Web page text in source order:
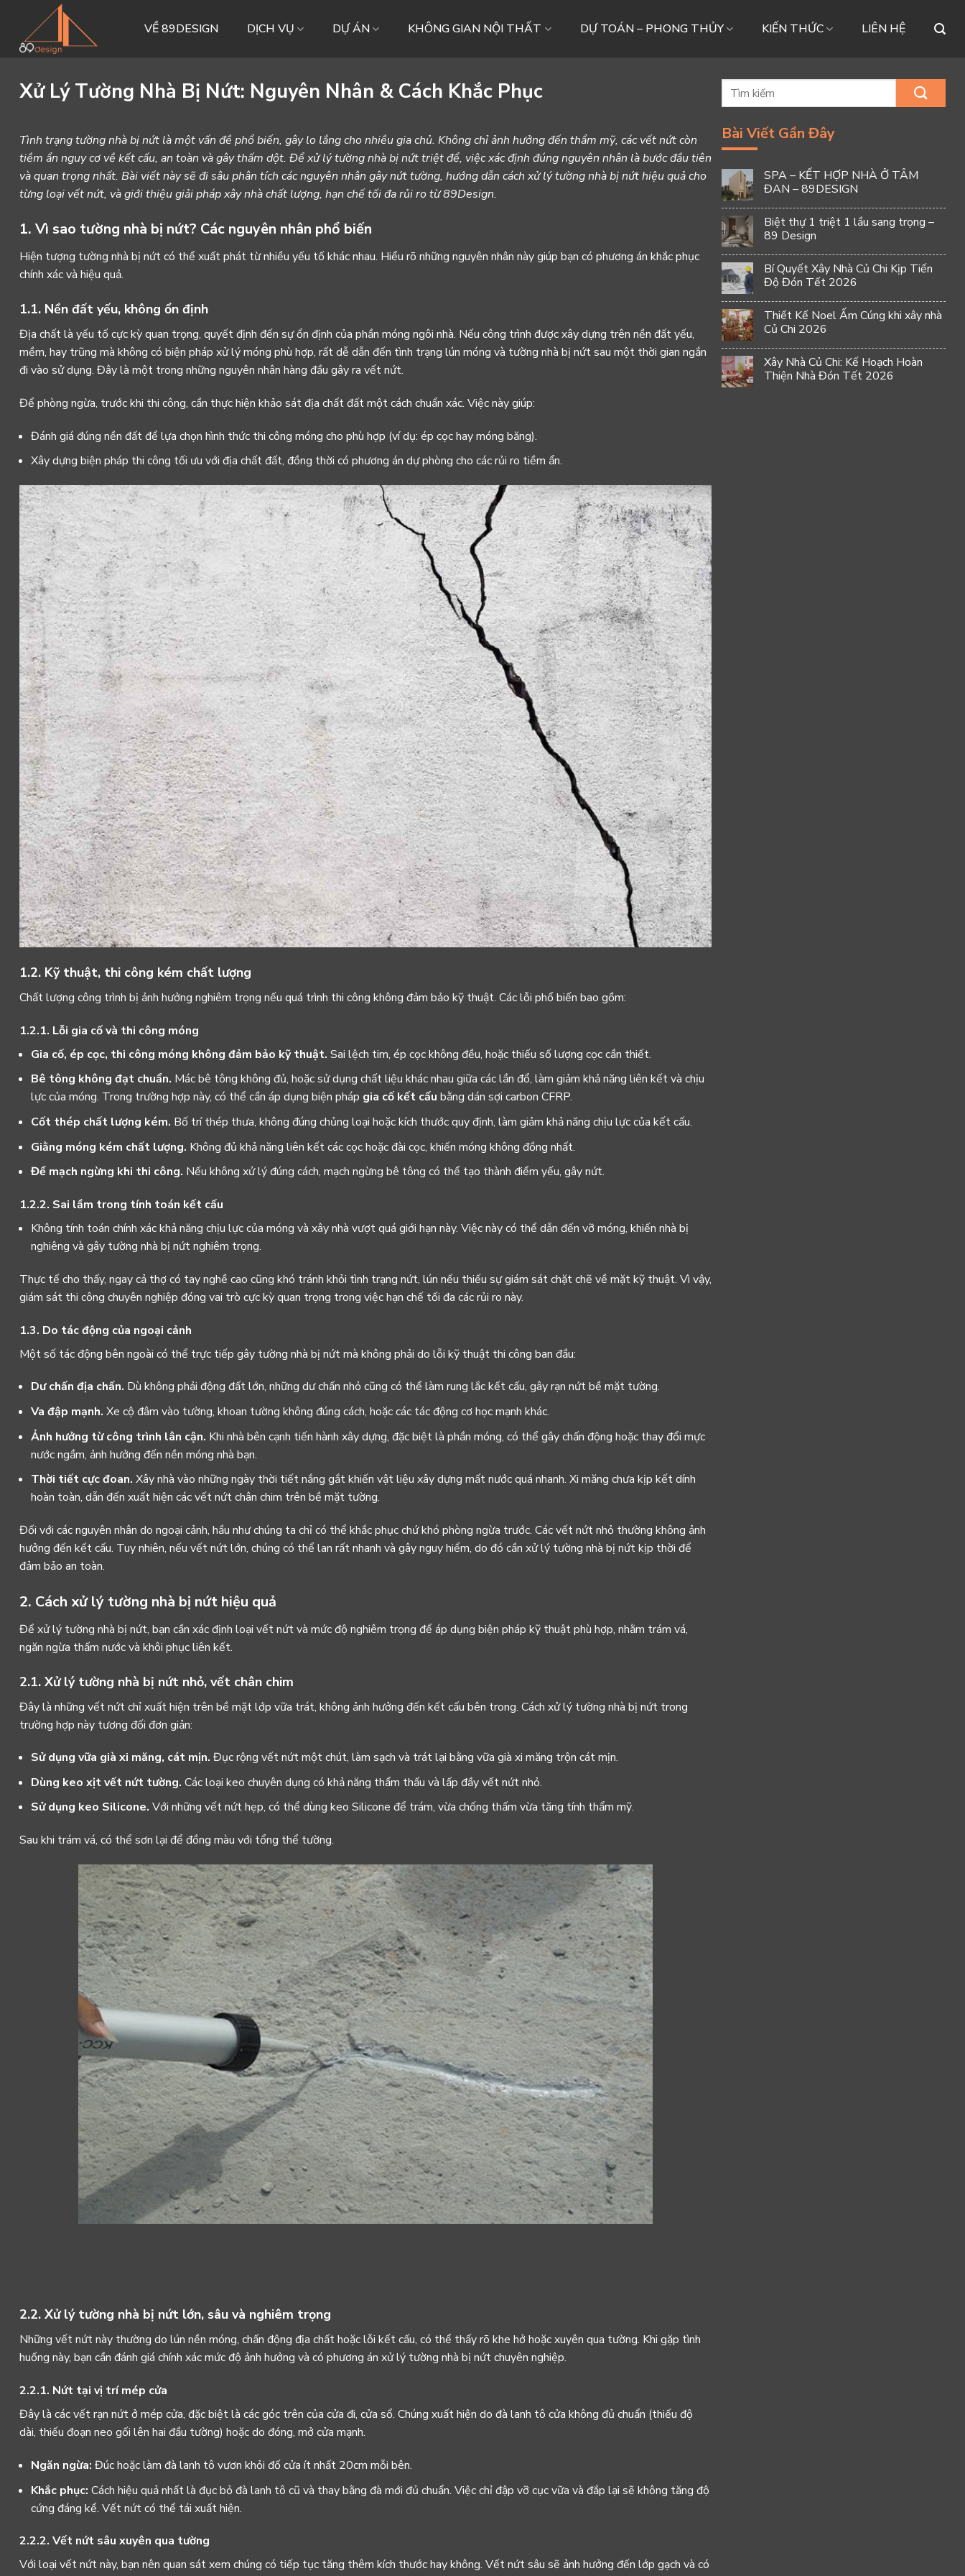
content
VỀ 89DESIGN DỊCH VỤ DỰ ÁN KHÔNG GIAN NỘI THẤT DỰ TOÁN – PHONG THỦY KIẾN THỨC LIÊN HỆ
Xử Lý Tường Nhà Bị Nứt: Nguyên Nhân & Cách Khắc Phục
Tình trạng tường nhà bị nứt là một vấn đề phổ biến, gây lo lắng cho nhiều gia chủ. Không chỉ ảnh hưởng đến thẩm mỹ, các vết nứt còn
tiềm ẩn nguy cơ về kết cấu, an toàn và gây thấm dột. Để xử lý tường nhà bị nứt triệt để, việc xác định đúng nguyên nhân là bước đầu tiên
và quan trọng nhất. Bài viết này sẽ đi sâu phân tích các nguyên nhân gây nứt tường, hướng dẫn cách xử lý tường nhà bị nứt hiệu quả cho
từng loại vết nứt, và giới thiệu giải pháp xây nhà chất lượng, hạn chế tối đa rủi ro từ 89Design.
1. Vì sao tường nhà bị nứt? Các nguyên nhân phổ biến
Hiện tượng tường nhà bị nứt có thể xuất phát từ nhiều yếu tố khác nhau. Hiểu rõ những nguyên nhân này giúp bạn có phương án khắc phục
chính xác và hiệu quả.
1.1. Nền đất yếu, không ổn định
Địa chất là yếu tố cực kỳ quan trọng, quyết định đến sự ổn định của phần móng ngôi nhà. Nếu công trình được xây dựng trênnền đất yếu,
mềm, hay trũng mà không có biện pháp xử lý móng phù hợp, rất dễ dẫn đến tình trạng lún móng và tường nhà bị nứt sau một thời gian ngắn
đi vào sử dụng. Đây là một trong những nguyên nhân hàng đầu gây ra vết nứt.
Để phòng ngừa, trước khi thi công, cần thực hiện khảo sát địa chất đất một cách chuẩn xác. Việc này giúp:
Đánh giá đúng nền đất để lựa chọn hình thức thi công móng cho phù hợp (ví dụ: ép cọc hay móng băng).
Xây dựng biện pháp thi công tối ưu với địa chất đất, đồng thời có phương án dự phòng cho các rủi ro tiềm ẩn.
1.2. Kỹ thuật, thi công kém chất lượng
Chất lượng công trình bị ảnh hưởng nghiêm trọng nếu quá trình thi công không đảm bảo kỹ thuật. Các lỗi phổ biến bao gồm:
1.2.1. Lỗi gia cố và thi công móng
Gia cố, ép cọc, thi công móng không đảm bảo kỹ thuật. Sai lệch tim, ép cọc không đều, hoặc thiếu số lượng cọc cần thiết.
Bê tông không đạt chuẩn. Mác bê tông không đủ, hoặc sử dụng chất liệu khác nhau giữa các lần đổ, làm giảm khả năng liên kết và chịu
lực của móng. Trong trường hợp này, có thể cần áp dụng biện pháp gia cố kết cấu bằng dán sợi carbon CFRP.
Cốt thép chất lượng kém. Bố trí thép thưa, không đúng chủng loại hoặc kích thước quy định, làm giảm khả năng chịu lực của kết cấu.
Giằng móng kém chất lượng. Không đủ khả năng liên kết các cọc hoặc đài cọc, khiến móng không đồng nhất.
Để mạch ngừng khi thi công. Nếu không xử lý đúng cách, mạch ngừng bê tông có thể tạo thành điểm yếu, gây nứt.
1.2.2. Sai lầm trong tính toán kết cấu
Không tính toán chính xác khả năng chịu lực của móng và xây nhà vượt quá giới hạn này. Việc này có thể dẫn đến vỡ móng, khiến nhà bị
nghiêng và gây tường nhà bị nứt nghiêm trọng.
Thực tế cho thấy, ngay cả thợ có tay nghề cao cũng khó tránh khỏi tình trạng nứt, lún nếu thiếu sự giám sát chặt chẽ về mặt kỹ thuật. Vì vậy,
giám sát thi công chuyên nghiệp đóng vai trò cực kỳ quan trọng trong việc hạn chế tối đa các rủi ro này.
1.3. Do tác động của ngoại cảnh
Một số tác động bên ngoài có thể trực tiếp gây tường nhà bị nứt mà không phải do lỗi kỹ thuật thi công ban đầu:
Dư chấn địa chấn. Dù không phải động đất lớn, những dư chấn nhỏ cũng có thể làm rung lắc kết cấu, gây rạn nứt bề mặt tường.
Va đập mạnh. Xe cộ đâm vào tường, khoan tường không đúng cách, hoặc các tác động cơ học mạnh khác.
Ảnh hưởng từ công trình lân cận. Khi nhà bên cạnh tiến hành xây dựng, đặc biệt là phần móng, có thể gây chấn động hoặc thay đổi mực
nước ngầm, ảnh hưởng đến nền móng nhà bạn.
Thời tiết cực đoan. Xây nhà vào những ngày thời tiết nắng gắt khiến vật liệu xây dựng mất nước quá nhanh. Xi măng chưa kịp kết dính
hoàn toàn, dẫn đến xuất hiện các vết nứt chân chim trên bề mặt tường.
Đối với các nguyên nhân do ngoại cảnh, hầu như chúng ta chỉ có thể khắc phục chứ khó phòng ngừa trước. Các vết nứt nhỏ thường không ảnh
hưởng đến kết cấu. Tuy nhiên, nếu vết nứt lớn, chúng có thể lan rất nhanh và gây nguy hiểm, do đó cần xử lý tường nhà bị nứt kịp thời để
đảm bảo an toàn.
2. Cách xử lý tường nhà bị nứt hiệu quả
Để xử lý tường nhà bị nứt, bạn cần xác định loại vết nứt và mức độ nghiêm trọng để áp dụng biện pháp kỹ thuật phù hợp, nhằm trám vá,
ngăn ngừa thấm nước và khôi phục liên kết.
2.1. Xử lý tường nhà bị nứt nhỏ, vết chân chim
Đây là những vết nứt chỉ xuất hiện trên bề mặt lớp vữa trát, không ảnh hưởng đến kết cấu bên trong. Cách xử lý tường nhà bị nứt trong
trường hợp này tương đối đơn giản:
Sử dụng vữa già xi măng, cát mịn. Đục rộng vết nứt một chút, làm sạch và trát lại bằng vữa già xi măng trộn cát mịn.
Dùng keo xịt vết nứt tường. Các loại keo chuyên dụng có khả năng thẩm thấu và lấp đầy vết nứt nhỏ.
Sử dụng keo Silicone. Với những vết nứt hẹp, có thể dùng keo Silicone để trám, vừa chống thấm vừa tăng tính thẩm mỹ.
Sau khi trám vá, có thể sơn lại để đồng màu với tổng thể tường.
2.2. Xử lý tường nhà bị nứt lớn, sâu và nghiêm trọng
Những vết nứt này thường do lún nền móng, chấn động địa chất hoặc lỗi kết cấu, có thể thấy rõ khe hở hoặc xuyên qua tường. Khi gặp tình
huống này, bạn cần đánh giá chính xác mức độ ảnh hưởng và có phương án xử lý tường nhà bị nứt chuyên nghiệp.
2.2.1. Nứt tại vị trí mép cửa
Đây là các vết rạn nứt ở mép cửa, đặc biệt là các góc trên của cửa đi, cửa sổ. Chúng xuất hiện do đà lanh tô cửa không đủ chuẩn (thiếu độ
dài, thiếu đoạn neo gối lên hai đầu tường) hoặc do đóng, mở cửa mạnh.
Ngăn ngừa: Đúc hoặc làm đà lanh tô vươn khỏi đố cửa ít nhất 20cm mỗi bên.
Khắc phục: Cách hiệu quả nhất là đục bỏ đà lanh tô cũ và thay bằng đà mới đủ chuẩn. Việc chỉ đập vỡ cục vữa và đắp lại sẽ không tăng độ
cứng đáng kể. Vết nứt có thể tái xuất hiện.
2.2.2. Vết nứt sâu xuyên qua tường
Với loại vết nứt này, bạn nên quan sát xem chúng có tiếp tục tăng thêm kích thước hay không. Vết nứt sâu sẽ ảnh hưởng đến lớp gạch và có
Bài Viết Gần Đây
SPA – KẾT HỢP NHÀ Ở TÂM
ĐAN – 89DESIGN
Biệt thự 1 triệt 1 lầu sang trọng –
89 Design
Bí Quyết Xây Nhà Củ Chi Kịp Tiến
Độ Đón Tết 2026
Thiết Kế Noel Ấm Cúng khi xây nhà
Củ Chi 2026
Xây Nhà Củ Chi: Kế Hoạch Hoàn
Thiện Nhà Đón Tết 2026